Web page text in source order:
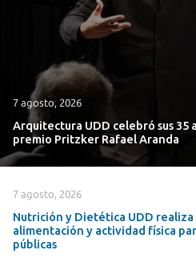
7 agosto, 2026
Arquitectura UDD celebró sus 35
premio Pritzker Rafael Aranda
7 agosto, 2026
Nutrición y Dietética UDD
alimentación y actividad física
públicas